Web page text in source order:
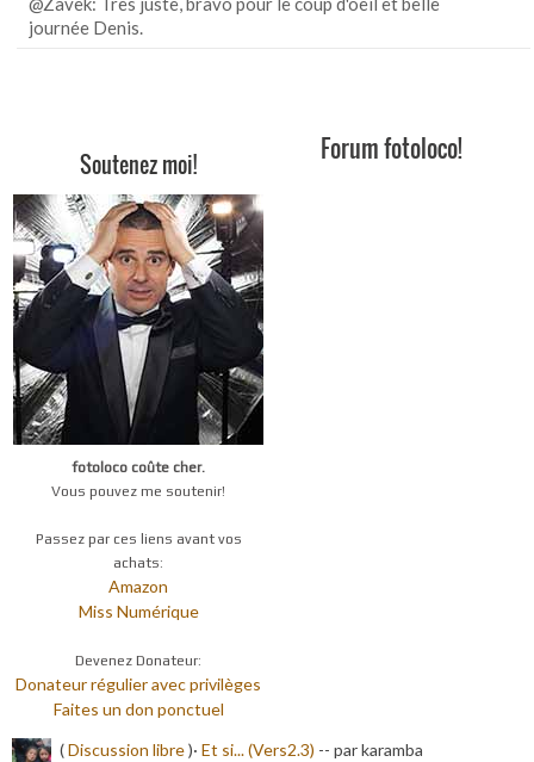
journée Denis.
Soutenez moi!
fotoloco coûte cher.
Vous pouvez me soutenir!
Passez par ces liens avant vos
achats:
Amazon
Miss Numérique
Devenez Donateur:
Donateur régulier avec privilèges
Faites un don ponctuel
Forum fotoloco!
(Discussion libre)· Et si... (Vers2.3) -- par karamba